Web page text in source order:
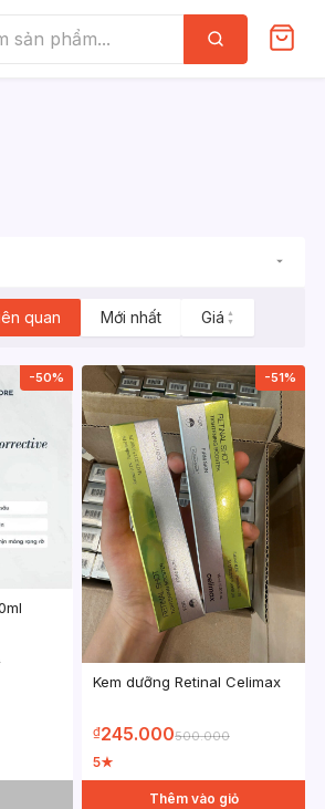
Tìm
kiếm
quan Mới nhất Giá ▲
▼
-50% -51%
Kem dưỡng Retinal Celimax
₫245.000500.000
5★
Thêm vào giỏ